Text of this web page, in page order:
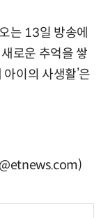
는 13일 방송에
로운 추억을 쌓
이의 사생활’은